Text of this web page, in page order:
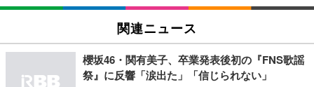
関連ニュース
櫻坂46・関有美子、卒業発表後初の『FNS歌謡
祭』に反響「涙出た」「信じられない」